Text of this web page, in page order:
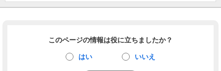
このページの情報は役に立ちましたか？
はい いいえ